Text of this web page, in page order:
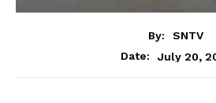
By:
SNTV
Date:
July 20,